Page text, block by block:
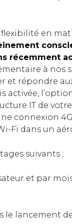
flexibilité en
récemment
à nos
et répondre
activée,
IT de
connexion
Fi dans un
suivants :
et par
le lancement